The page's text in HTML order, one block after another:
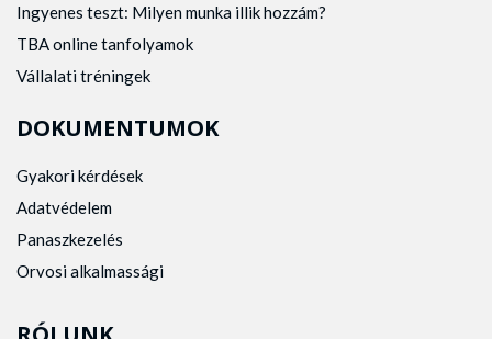
Ingyenes teszt: Milyen munka illik hozzám?
TBA online tanfolyamok
Vállalati tréningek
DOKUMENTUMOK
Gyakori kérdések
Adatvédelem
Panaszkezelés
Orvosi alkalmassági